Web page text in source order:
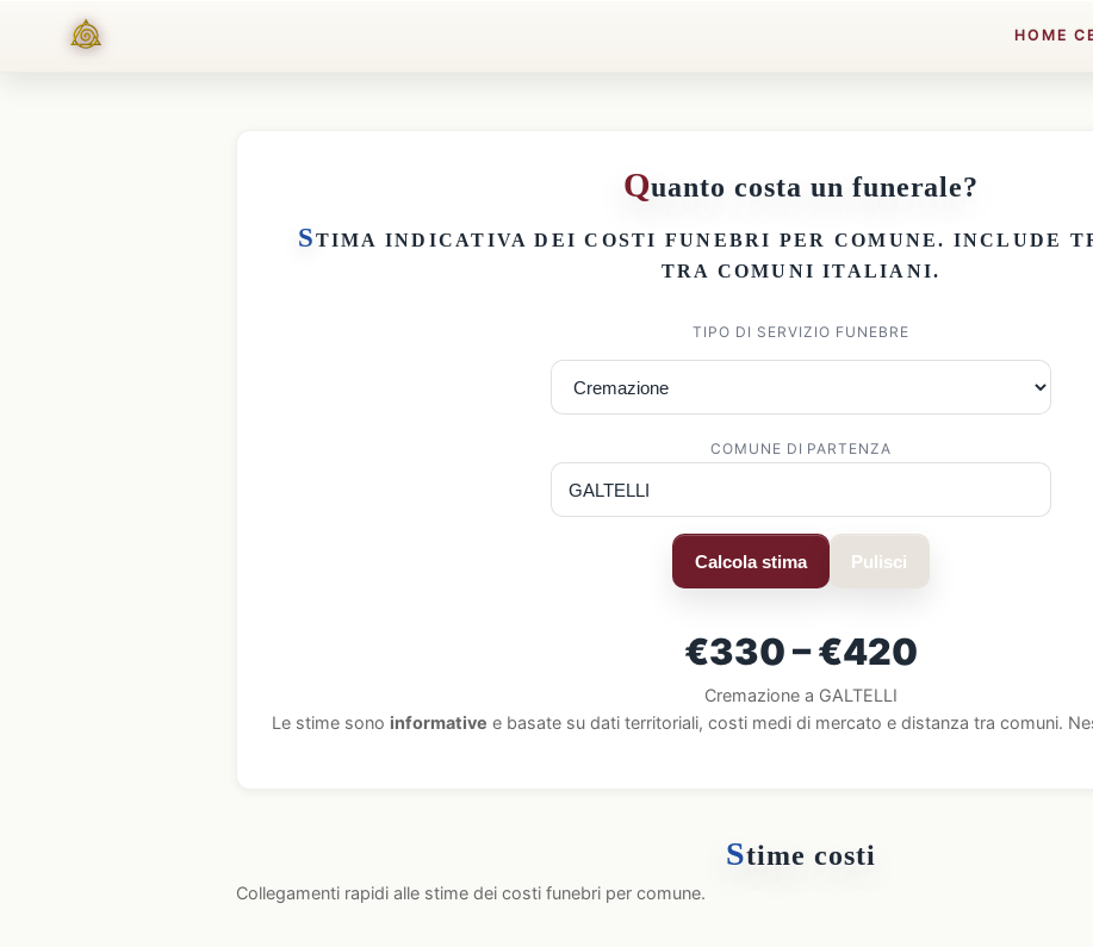
HOME
Quanto costa un funerale?
STIMA INDICATIVA DEICOSTI FUNEBRI PER COMUNE. INCLUDE
TRA COMUNI ITALIANI.
TIPO DI SERVIZIO FUNEBRE
COMUNE DI PARTENZA
Calcola stima Pulisci
€330 – €420
Cremazione a GALTELLI
Le stime sono informative e basate su dati territoriali, costi medi di mercato e distanza tra comuni.
Stime costi
Collegamenti rapidi alle stime dei costi funebri per comune.